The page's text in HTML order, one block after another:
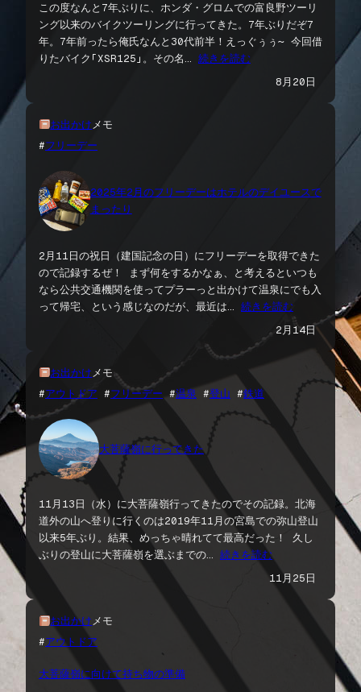
この度なんと7年ぶりに、ホンダ・グロムでの富良野ツーリ
ング以来のバイクツーリングに行ってきた。7年ぶりだぞ7
年。7年前ったら俺氏なんと30代前半！えっぐぅぅ〜 今回借
りたバイク「XSR125」。その名… 続きを読む
8月20日
お出かけ メモ
#フリーデー
2025年2月のフリーデーはホテルのデイユースで
まったり
2月11日の祝日（建国記念の日）にフリーデーを取得できた
ので記録するぜ！ まず何をするかなぁ、と考えるといつも
なら公共交通機関を使ってプラーっと出かけて温泉にでも入
って帰宅、という感じなのだが、最近は… 続きを読む
2月14日
お出かけ メモ
#アウトドア #フリーデー #温泉 #登山 #鉄道
大菩薩嶺に行ってきた
11月13日（水）に大菩薩嶺行ってきたのでその記録。北海
道外の山へ登りに行くのは2019年11月の宮島での弥山登山
以来5年ぶり。結果、めっちゃ晴れてて最高だった！ 久し
ぶりの登山に大菩薩嶺を選ぶまでの… 続きを読む
11月25日
お出かけ メモ
#アウトドア
大菩薩嶺に向けて持ち物の準備